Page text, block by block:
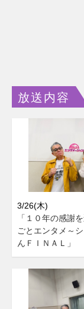
放送内容
3/26(木)
「１０年の感謝
ごとエンタメ～
んＦＩＮＡＬ」